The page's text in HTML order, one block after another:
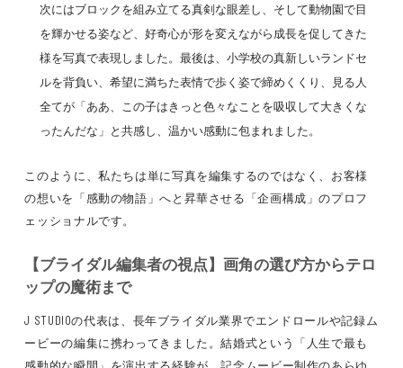
次にはブロックを組み立てる真剣な眼差し、そして動物園で目
を輝かせる姿など、好奇心が形を変えながら成長を促してきた
様を写真で表現しました。最後は、小学校の真新しいランドセ
ルを背負い、希望に満ちた表情で歩く姿で締めくくり、見る人
全てが「ああ、この子はきっと色々なことを吸収して大きくな
ったんだな」と共感し、温かい感動に包まれました。
このように、私たちは単に写真を編集するのではなく、お客様
の想いを「感動の物語」へと昇華させる「企画構成」のプロフ
ェッショナルです。
【ブライダル編集者の視点】画角の選び方からテロ
ップの魔術まで
J STUDIOの代表は、長年ブライダル業界でエンドロールや記録ム
ービーの編集に携わってきました。結婚式という「人生で最も